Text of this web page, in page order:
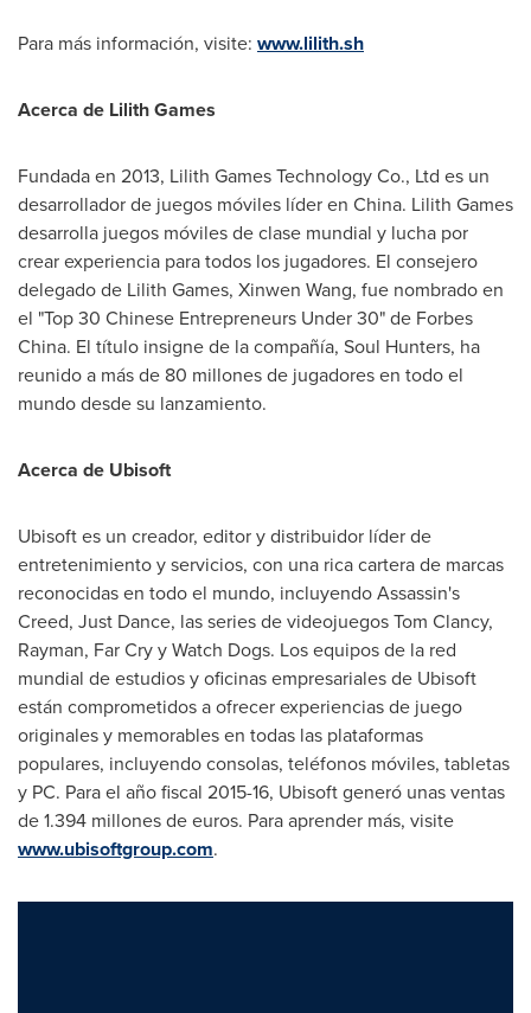
Para más información, visite: www.lilith.sh
Acerca de Lilith Games
Fundada en 2013, Lilith Games Technology Co., Ltd es un
desarrollador de juegos móviles líder en China. Lilith Games
desarrolla juegos móviles de clase mundial y lucha por
crear experiencia para todos los jugadores. El consejero
delegado de Lilith Games, Xinwen Wang, fue nombrado en
el "Top 30 Chinese Entrepreneurs Under 30" de Forbes
China. El título insigne de la compañía, Soul Hunters, ha
reunido a más de 80 millones de jugadores en todo el
mundo desde su lanzamiento.
Acerca de Ubisoft
Ubisoft es un creador, editor y distribuidor líder de
entretenimiento y servicios, con una rica cartera de marcas
reconocidas en todo el mundo, incluyendo Assassin's
Creed, Just Dance, las series de videojuegosTom Clancy,
Rayman, Far Cry y Watch Dogs. Los equipos de la red
mundial de estudios y oficinas empresariales de Ubisoft
están comprometidos a ofrecer experiencias de juego
originales y memorables en todas las plataformas
populares, incluyendo consolas, teléfonos móviles, tabletas
y PC. Para el año fiscal 2015-16, Ubisoft generó unas ventas
de 1.394 millones de euros. Para aprender más, visite
www.ubisoftgroup.com.